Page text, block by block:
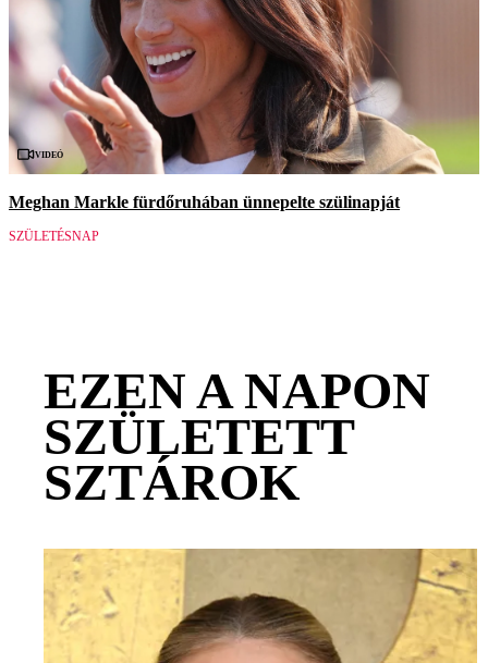
Videó
Meghan Markle fürdőruhában ünnepelte szülinapját
SZÜLETÉSNAP
EZEN A NAPON
SZÜLETETT
SZTÁROK